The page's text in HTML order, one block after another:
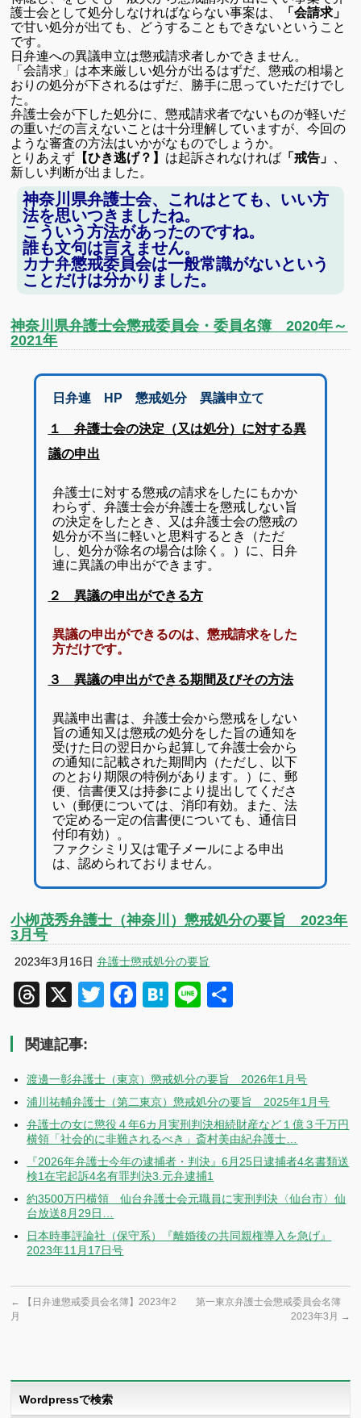
護士会として処分しなければならない事案は、
「会請求」
で甘い処分が出ても、どうすることもできないということ
です。
日弁連への異議申立は懲戒請求者しかできません。
「会請求」は本来厳しい処分が出るはずだ、懲戒の相場と
おりの処分が下されるはずだ、勝手に思っていただけでし
た。
弁護士会が下した処分に、懲戒請求者でないものが軽いだ
の重いだの言えないことは十分理解していますが、今回の
ような審査の方法はいかがなものでしょうか。
とりあえず 【ひき逃げ？】 は起訴されなければ 「戒告」
新しい判断が出ました。
神奈川県弁護士会、これはとても、いい方
法を思いつきましたね。
こういう方法があったのですね。
誰も文句は言えません。
カナ弁懲戒委員会は一般常識がないという
ことだけは分かりました。
神奈川県弁護士会懲戒委員会・委員名簿 2020年～
2021年
日弁連 HP 懲戒処分 異議申立て
１ 弁護士会の決定（又は処分）に対する異
議の申出
弁護士に対する懲戒の請求をしたにもかか
わらず、弁護士会が弁護士を懲戒しない旨
の決定をしたとき、又は弁護士会の懲戒の
処分が不当に軽いと思料するとき（ただ
し、処分が除名の場合は除く。）に、日弁
連に異議の申出ができます。
２ 異議の申出ができる方
異議の申出ができるのは、懲戒請求をした
方だけです。
３ 異議の申出ができる期間及びその方法
異議申出書は、弁護士会から懲戒をしない
旨の通知又は懲戒の処分をした旨の通知を
受けた日の翌日から起算して弁護士会から
の通知に記載された期間内（ただし、以下
のとおり期限の特例があります。）に、郵
便、信書便又は持参により提出してくださ
い（郵便については、消印有効。また、法
で定める一定の信書便についても、通信日
付印有効）。
ファクシミリ又は電子メールによる申出
は、認められておりません。
小栁茂秀弁護士（神奈川）懲戒処分の要旨 2023年
3月号
2023年3月16日 弁護士懲戒処分の要旨
Threads
X TwitterFacebook
Hatena
Line
関連記事:
渡邊一彰弁護士（東京）懲戒処分の要旨 2026年1月号
浦川祐輔弁護士（第二東京）懲戒処分の要旨 2025年1月号
弁護士の女に懲役４年6カ月実刑判決相続財産など１億３千万円
横領「社会的に非難されるべき」斎村美由紀弁護士…
『2026年弁護士今年の逮捕者・判決』6月25日逮捕者4名書類送
検1在宅起訴4名有罪判決3.元弁逮捕1
約3500万円横領 仙台弁護士会元職員に実刑判決〈仙台市〉仙
台放送8月29日…
日本時事評論社（保守系）『離婚後の共同親権導入を急げ』
2023年11月17日号
←
【日弁連懲戒委員会名簿】2023年2
月
第一東京弁護士会懲戒委員会名簿
2023年3月 →
Wordpressで検索